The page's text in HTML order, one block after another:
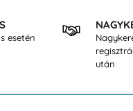
esetén
után